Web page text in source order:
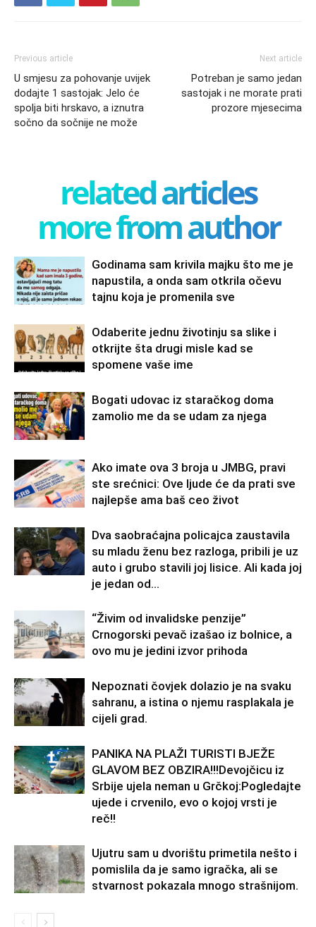
Previous article
U smjesu za pohovanje uvijek
dodajte 1 sastojak: Jelo će
spolja biti hrskavo, a iznutra
sočno da sočnije ne može
Next article
Potreban je samo jedan
sastojak i ne morate prati
prozore mjesecima
related articles
more from author
Godinama sam krivila majku što me je
napustila, a onda sam otkrila očevu
tajnu koja je promenila sve
Odaberite jednu životinju sa slike i
otkrijte šta drugi misle kad se
spomene vaše ime
Bogati udovac iz staračkog doma
zamolio me da se udam za njega
Ako imate ova 3 broja u JMBG, pravi
ste srećnici: Ove ljude će da prati sve
najlepše ama baš ceo život
Dva saobraćajna policajca zaustavila
su mladu ženu bez razloga, pribili je uz
auto i grubo stavili joj lisice. Ali kada joj
je jedan od...
“Živim od invalidske penzije”
Crnogorski pevač izašao iz bolnice, a
ovo mu je jedini izvor prihoda
Nepoznati čovjek dolazio je na svaku
sahranu, a istina o njemu rasplakala je
cijeli grad.
PANIKA NA PLAŽI TURISTI BJEŽE
GLAVOM BEZ OBZIRA!!!Devojčicu iz
Srbije ujela neman u Grčkoj:Pogledajte
ujede i crvenilo, evo o kojoj vrsti je
reč!!
Ujutru sam u dvorištu primetila nešto i
pomislila da je samo igračka, ali se
stvarnost pokazala mnogo strašnijom.